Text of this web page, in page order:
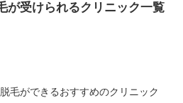
が受けられるクリニック一覧
毛ができるおすすめのクリニック